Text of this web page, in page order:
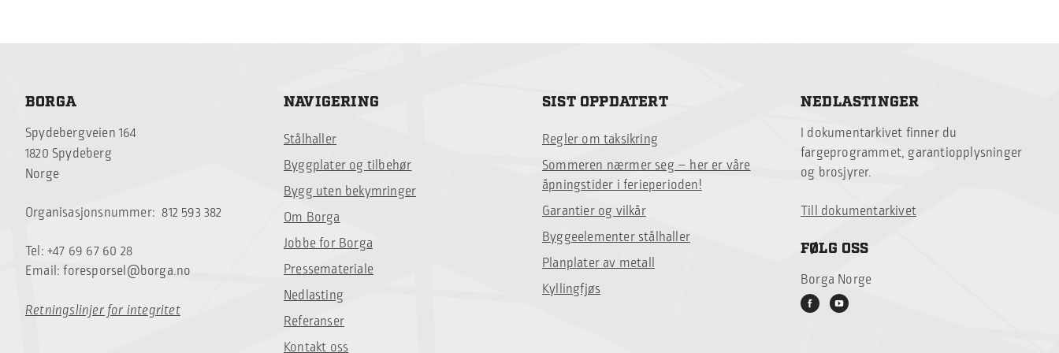
BORGA
Spydebergveien 164
1820 Spydeberg
Norge
Organisasjonsnummer: 812 593 382
Tel: +47 69 67 60 28
Email:foresporsel@borga.no
Retningslinjer for integritet
NAVIGERING
Stålhaller
Byggplater og tilbehør
Bygg uten bekymringer
Om Borga
Jobbe for Borga
Pressemateriale
Nedlasting
Referanser
Kontakt oss
SIST OPPDATERT
Regler om taksikring
Sommeren nærmer seg – her er våre
åpningstider i ferieperioden!
Garantier og vilkår
Byggeelementer stålhaller
Planplater av metall
Kyllingfjøs
NEDLASTINGER
I dokumentarkivet finner du
fargeprogrammet, garantiopplysninger
og brosjyrer.
Till dokumentarkivet
FØLG OSS
Borga Norge